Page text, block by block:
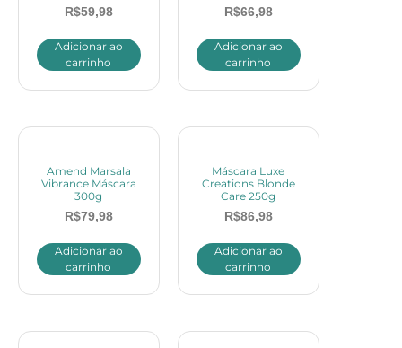
R$59,98
Adicionar ao
carrinho
R$66,98
Adicionar ao
carrinho
Amend Marsala
Vibrance Máscara
300g
R$79,98
Adicionar ao
carrinho
Máscara Luxe
Creations Blonde
Care 250g
R$86,98
Adicionar ao
carrinho